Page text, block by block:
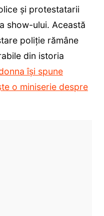
și protestatarii
show-ului. Această
poliție rămâne
din istoria
își spune
o miniserie despre